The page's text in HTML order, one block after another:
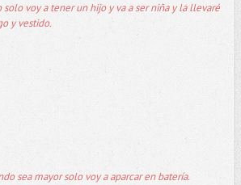
solo voy a tener un hijo y va a ser niña y la llevaré
y vestido.
sea mayor solo voy a aparcar en batería.